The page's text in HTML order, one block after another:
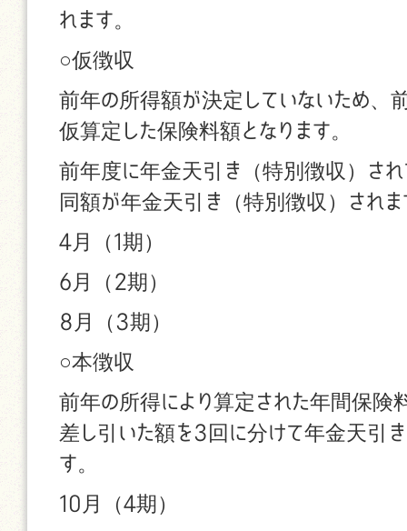
れます。
○仮徴収
前年の所得額が決定していないため、
仮算定した保険料額となります。
前年度に年金天引き（特別徴収）さ
同額が年金天引き（特別徴収）されま
4月（1期）
6月（2期）
8月（3期）
○本徴収
前年の所得により算定された年間保険
差し引いた額を3回に分けて年金天引
す。
10月（4期）